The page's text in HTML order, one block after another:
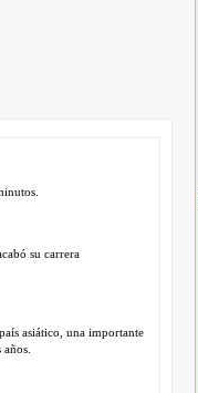
su carrera
asiático, una importante